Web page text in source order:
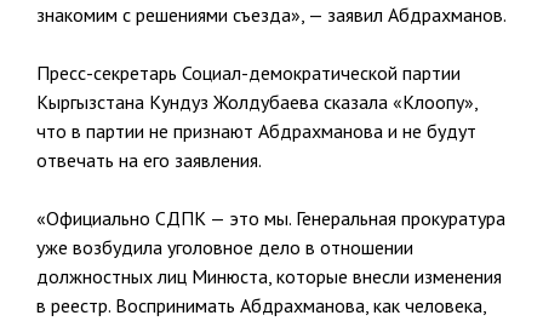
знакомим с решениями съезда», — заявил Абдрахманов.
Пресс-секретарь Социал-демократической партии
Кыргызстана Кундуз Жолдубаева сказала «Клоопу»,
что в партии не признают Абдрахманова и не будут
отвечать на его заявления.
«Официально СДПК — это мы. Генеральная прокуратура
уже возбудила уголовное дело в отношении
должностных лиц Минюста, которые внесли изменения
в реестр. Воспринимать Абдрахманова, как человека,